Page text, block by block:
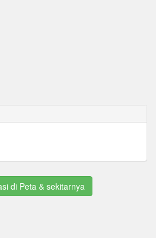
di Peta & sekitarnya